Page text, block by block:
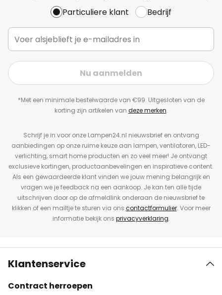
Particuliere klant Bedrijf
Nu aanmelden
*Met een minimale bestelwaarde van €99. Uitgesloten van de
korting zijn artikelen van deze merken.
Schrijf je in voor onze Lampen24.nl nieuwsbrief en ontvang
aanbiedingen op onze ruime keuze aan lampen, ventilatoren, LED-
verlichting, smart home producten en zo veel meer! Je ontvangt
exclusieve kortingen, productaanbevelingen en inspiratieve content.
Als een gewaardeerde klant vinden we jouw mening belangrijk en
vragen we je feedback na een aankoop. Je kan ten alle tijde
uitschrijven door op de afmeldlink onderaan de nieuwsbrief te
klikken of een mailtje te sturen via ons contactformulier. Voor meer
informatie bekijk ons privacyverklaring.
Klantenservice
Contract herroepen